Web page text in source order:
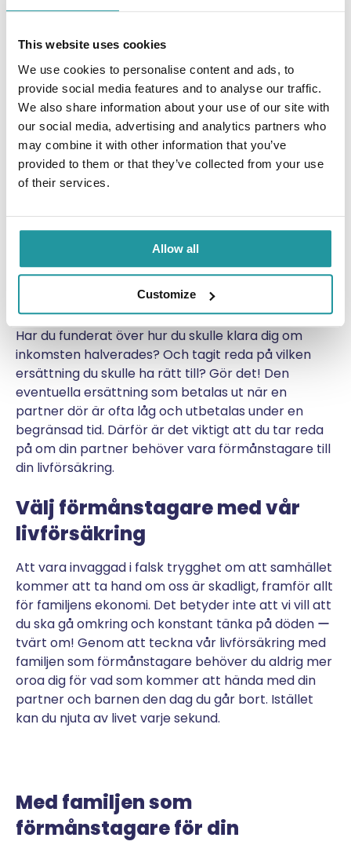
This website uses cookies
We use cookies to personalise content and ads, to
provide social media features and to analyse our traffic.
We also share information about your use of our site with
our social media, advertising and analytics partners who
may combine it with other information that you’ve
provided to them or that they’ve collected from your use
of their services.
Allow all
Customize
Klarar ni er utan livförsäkring
med förmånstagare?
Vi nämnde tidigare okunskap och ointresse som en
anledning till varför så få har livförsäkring med
förmånstagare. Samtidigt visar statistik att 2 av 5
siffra dubbelt så hög jämfört med männen (källa:
tecken på att samhällets skydd behöver
Har du funderat över hur du skulle klara dig om
inkomsten halverades? Och tagit reda på vilken
ersättning du skulle ha rätt till? Gör det! Den
eventuella ersättning som betalas ut när en
partner dör är ofta låg och utbetalas under en
begränsad tid. Därför är det viktigt att du tar reda
på om din partner behöver vara förmånstagare till
din livförsäkring.
Välj förmånstagare med vår
livförsäkring
Att vara invaggad i falsk trygghet om att samhället
kommer att ta hand om oss är skadligt, framför allt
för familjens ekonomi. Det betyder inte att vi vill att
du ska gå omkring och konstant tänka på döden ー
tvärt om! Genom att teckna vår livförsäkring med
familjen som förmånstagare behöver du aldrig mer
oroa dig för vad som kommer att hända med din
partner och barnen den dag du går bort. Istället
kan du njuta av livet varje sekund.
Med familjen som
förmånstagare för din